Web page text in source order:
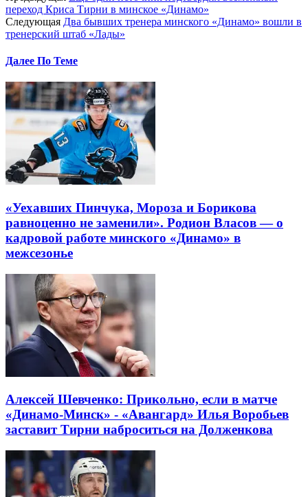
переход Криса Тирни в минское «Динамо»
Следующая Два бывших тренера минского «Динамо» вошли в
тренерский штаб «Лады»
Далее По Теме
«Уехавших Пинчука, Мороза и Борикова
равноценно не заменили». Родион Власов — о
кадровой работе минского «Динамо» в
межсезонье
Алексей Шевченко: Прикольно, если в матче
«Динамо-Минск» - «Авангард» Илья Воробьев
заставит Тирни наброситься на Долженкова